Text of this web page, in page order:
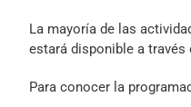
La mayoría de las
estará disponible a través
Para conocer la